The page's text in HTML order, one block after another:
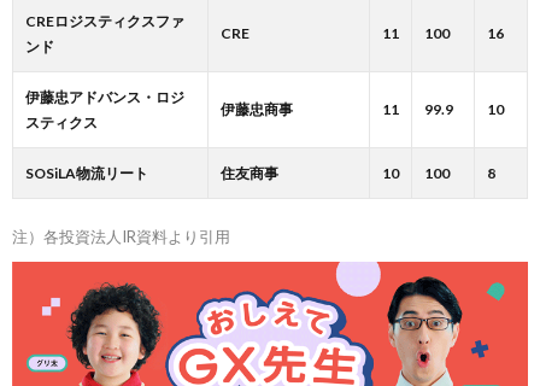
CREロジスティクスファ
ンド
CRE 11 100 16
伊藤忠アドバンス・ロジ
スティクス
伊藤忠商事 11 99.9 10
SOSiLA物流リート 住友商事 10 100 8
注）各投資法人IR資料より引用